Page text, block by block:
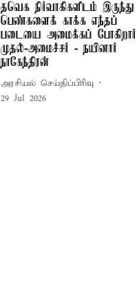
தவெக நிர்வாகிகளிடம் இருந்து
பெண்களைக் காக்க எந்தப்
படையை அமைக்கப் போகிறார்
முதல்-அமைச்சர் - நயினார்
நாகேந்திரன்
அரசியல் செய்திப்பிரிவு
29 Jul 2026